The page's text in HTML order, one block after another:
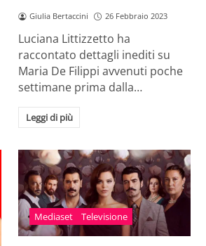
Giulia Bertaccini 26 Febbraio 2023
Luciana Littizzetto ha
raccontato dettagli inediti su
Maria De Filippi avvenuti poche
settimane prima dalla…
Leggi di più
Mediaset Televisione